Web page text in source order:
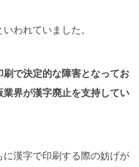
いわれていました。
で決定的な障害となってお
界が漢字廃止を支持してい
漢字で印刷する際の妨げが